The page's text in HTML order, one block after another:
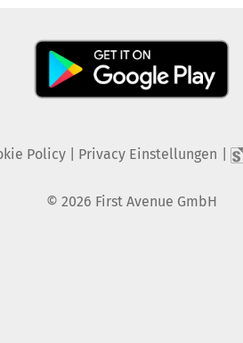
Policy| Privacy Einstellungen
© 2026 First Avenue GmbH